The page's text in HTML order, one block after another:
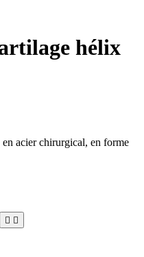
hélix
acier chirurgical, en forme
 